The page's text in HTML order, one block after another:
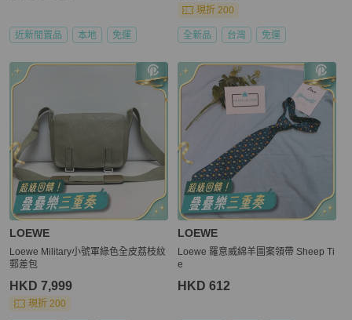
近新閒置品 本地 免運
現折 200
全新品 台灣 免運
LOEWE
Loewe Military小號軍綠色全皮荔枝紋
郵差包
HKD 7,999
現折 200
LOEWE
Loewe 羅意威綿羊圖案領帶 Sheep Ti
e
HKD 612